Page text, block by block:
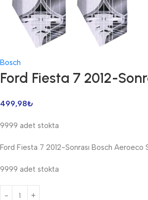
Bosch
Ford Fiesta 7 2012-
499,98₺
9999 adet stokta
Ford Fiesta 7 2012-Sonrası Bosch Aeroeco
9999 adet stokta